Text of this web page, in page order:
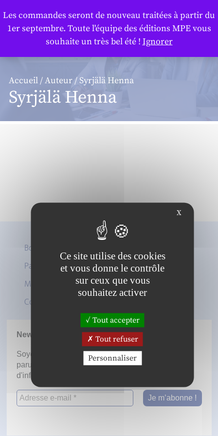
Accueil/Auteur/ Syrjälä Henna
Syrjälä Henna
Boutique
Panier
Mon compte
Contact
Twitter
LinkedIn
Newsletter
Soyez informé dès la mise en ligne des prochaines
parutions en vous inscrivant à notre lettre
d'information.
Les commandes seront de nouveau traitées à partir du
1er septembre. Toute l'équipe des éditions MPE vous
souhaite un très bel été ! Ignorer
X
Ce site utilise des cookies
et vous donne le contrôle
sur ceux que vous
souhaitez activer
Tout accepter
Tout refuser
Personnaliser